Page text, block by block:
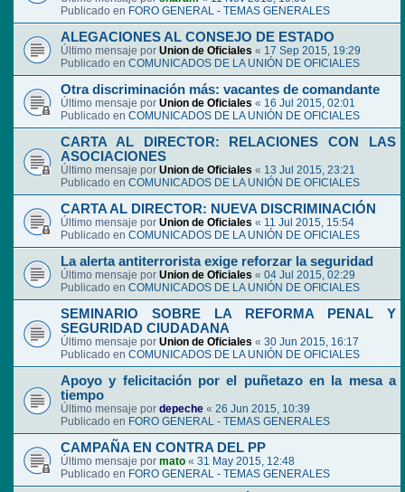
Publicado en FORO GENERAL - TEMAS GENERALES
ALEGACIONES AL CONSEJO DE ESTADO
Último mensaje por Union de Oficiales « 17 Sep 2015, 19:29
Publicado en COMUNICADOS DE LA UNIÓN DE OFICIALES
Otra discriminación más: vacantes de comandante
Último mensaje por Union de Oficiales « 16 Jul 2015, 02:01
Publicado en COMUNICADOS DE LA UNIÓN DE OFICIALES
CARTA AL DIRECTOR: RELACIONES CON LAS
ASOCIACIONES
Último mensaje por Union de Oficiales « 13 Jul 2015, 23:21
Publicado en COMUNICADOS DE LA UNIÓN DE OFICIALES
CARTA AL DIRECTOR: NUEVA DISCRIMINACIÓN
Último mensaje por Union de Oficiales « 11 Jul 2015, 15:54
Publicado en COMUNICADOS DE LA UNIÓN DE OFICIALES
La alerta antiterrorista exige reforzar la seguridad
Último mensaje por Union de Oficiales « 04 Jul 2015, 02:29
Publicado en COMUNICADOS DE LA UNIÓN DE OFICIALES
SEMINARIO SOBRE LA REFORMA PENAL Y
SEGURIDAD CIUDADANA
Último mensaje por Union de Oficiales « 30 Jun 2015, 16:17
Publicado en COMUNICADOS DE LA UNIÓN DE OFICIALES
Apoyo y felicitación por el puñetazo en la mesa a
tiempo
Último mensaje por depeche « 26 Jun 2015, 10:39
Publicado en FORO GENERAL - TEMAS GENERALES
CAMPAÑA EN CONTRA DEL PP
Último mensaje por mato « 31 May 2015, 12:48
Publicado en FORO GENERAL - TEMAS GENERALES